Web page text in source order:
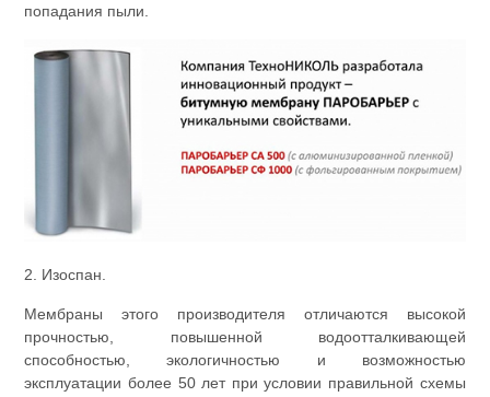
попадания пыли.
2. Изоспан.
Мембраны этого производителя отличаются высокой
прочностью, повышенной водоотталкивающей
способностью, экологичностью и возможностью
эксплуатации более 50 лет при условии правильной схемы